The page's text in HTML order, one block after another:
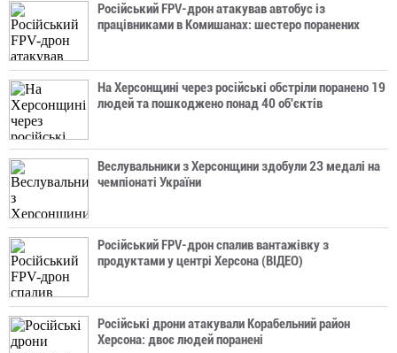
Російський FPV-дрон атакував автобус із
працівниками в Комишанах: шестеро поранених
На Херсонщині через російські обстріли поранено 19
людей та пошкоджено понад 40 об'єктів
Веслувальники з Херсонщини здобули 23 медалі на
чемпіонаті України
Російський FPV-дрон спалив вантажівку з
продуктами у центрі Херсона (ВІДЕО)
Російські дрони атакували Корабельний район
Херсона: двоє людей поранені